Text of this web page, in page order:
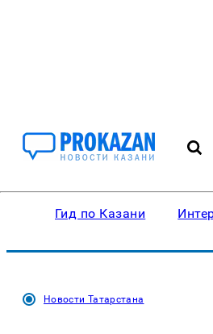
Гид по Казани
Новости Татарстана